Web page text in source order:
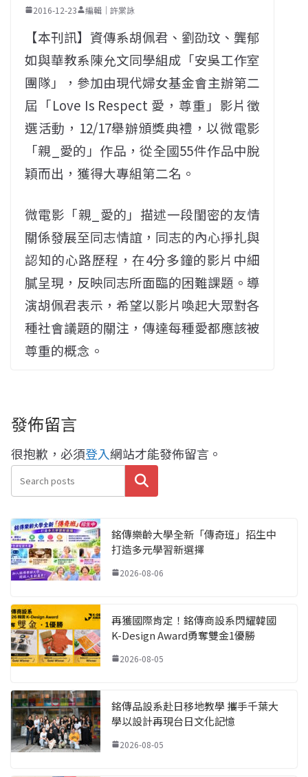
2016-12-23 編輯｜許棠詠
【本刊訊】資傳系胡佩君、劉劭玟、龔郁
如與華教系陳允文同學組成「安吳工作室
團隊」，參加由現代婦女基金會主辦第二
屆「Love Is Respect 愛，尊重」影片徵
選活動，12/17舉辦頒獎典禮，以微電影
「親_愛的」作品，從全國55件作品中脫
穎而出，獲得大專組第二名。
微電影「親_愛的」描述一段閨密的友情
關係發展至同志情誼，同志的內心掙扎與
認知的心路歷程，在4分多鐘的影片中細
膩呈現，反映同志所面臨的困難課題。導
演胡佩君表示，希望以影片喚起大眾對各
種社會議題的關注，傳達每種愛都應該被
尊重的概念。
發佈留言
很抱歉，必須登入網站才能發佈留言。
搜尋
銘傳樂齡大學全新「傳奇班」招生中
打造多元學習新選擇
2026-08-06
再獲國際肯定！銘傳商設系閃耀韓國
K-Design Award勇奪雙金1優勝
2026-08-05
銘傳品設系赴日移地教學 攜手千葉大
學以設計再現台日文化記憶
2026-08-05